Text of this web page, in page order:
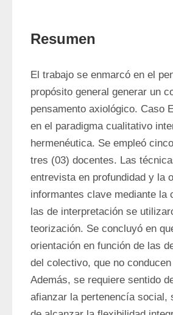
Resumen
El trabajo se enmarcó en el
propósito general generar un
pensamento axiológico. Caso
en el paradigma cualitativo
hermenéutica. Se empleó
tres (03) docentes. Las
entrevista en profundidad y la
informantes clave mediante la
las de interpretación se
teorización. Se concluyó en
orientación en función de las
del colectivo, que no
Además, se requiere sentido
afianzar la pertenencía social,